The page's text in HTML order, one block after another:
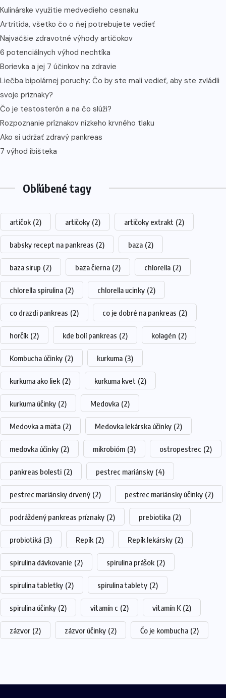
Kulinárske využitie medvedieho cesnaku
Artritída, všetko čo o ňej potrebujete vedieť
Najväčšie zdravotné výhody artičokov
6 potenciálnych výhod nechtíka
Borievka a jej 7 účinkov na zdravie
Liečba bipolárnej poruchy: Čo by ste mali vedieť, aby ste zvládli
svoje príznaky?
Čo je testosterón a na čo slúži?
Rozpoznanie príznakov nízkeho krvného tlaku
Ako si udržať zdravý pankreas
7 výhod ibišteka
Obľúbené tagy
artičok (2) artičoky (2) artičoky extrakt (2)
babsky recept na pankreas (2) baza (2)
baza sirup (2) baza čierna (2) chlorella (2)
chlorella spirulina (2) chlorella ucinky (2)
co drazdi pankreas (2) co je dobré na pankreas (2)
horčík (2) kde bolí pankreas (2) kolagén (2)
Kombucha účinky (2) kurkuma (3)
kurkuma ako liek (2) kurkuma kvet (2)
kurkuma účinky (2) Medovka (2)
Medovka a mäta (2) Medovka lekárska účinky (2)
medovka účinky (2) mikrobióm (3) ostropestrec (2)
pankreas bolesti (2) pestrec mariánsky (4)
pestrec mariánsky drvený (2) pestrec mariánsky účinky (2)
podráždený pankreas príznaky (2) prebiotika (2)
probiotiká (3) Repík (2) Repík lekársky (2)
spirulina dávkovanie (2) spirulina prášok (2)
spirulina tabletky (2) spirulina tablety (2)
spirulina účinky (2) vitamín c (2) vitamín K (2)
zázvor (2) zázvor účinky (2) Čo je kombucha (2)